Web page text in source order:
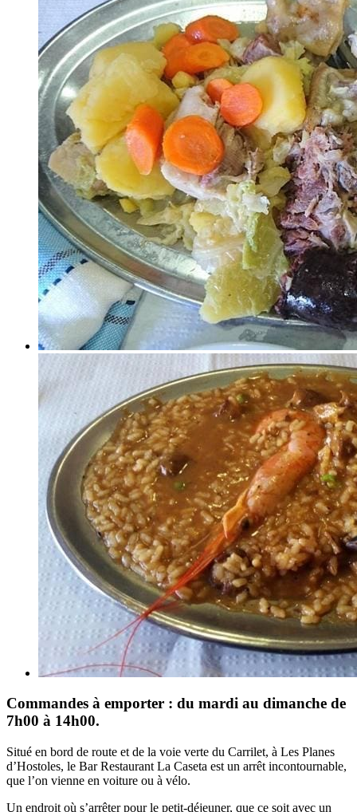
Commandes à emporter : du mardi au dimanche de
7h00 à 14h00.
Situé en bord de route et de la voie verte du Carrilet, à Les Planes
d’Hostoles, le Bar Restaurant La Caseta est un arrêt incontournable,
que l’on vienne en voiture ou à vélo.
Un endroit où s’arrêter pour le petit-déjeuner, que ce soit avec un